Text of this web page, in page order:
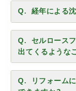
経年による
セルロース
出てくるような
リフォーム